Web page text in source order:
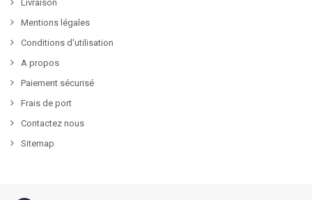
Livraison
Mentions légales
Conditions d'utilisation
A propos
Paiement sécurisé
Frais de port
Contactez nous
Sitemap